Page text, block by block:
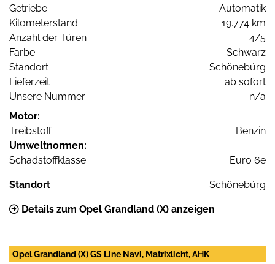
Getriebe
Automatik
Kilometerstand
19.774 km
Anzahl der Türen
4/5
Farbe
Schwarz
Standort
Schönebürg
Lieferzeit
ab sofort
Unsere Nummer
n/a
Motor:
Treibstoff
Benzin
Umweltnormen:
Schadstoffklasse
Euro 6e
Standort Schönebürg
Details zum Opel Grandland (X) anzeigen
Opel Grandland (X) GS Line Navi, Matrixlicht, AHK